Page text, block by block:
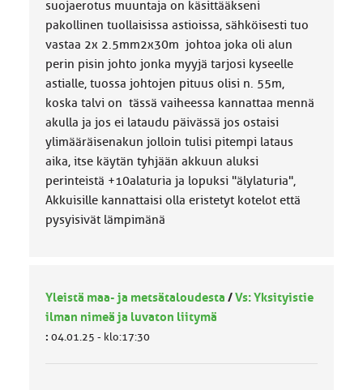
suojaerotus muuntaja on käsittääkseni
pakollinen tuollaisissa astioissa, sähköisesti tuo
vastaa 2x 2.5mm2x30m johtoa joka oli alun
perin pisin johto jonka myyjä tarjosi kyseelle
astialle, tuossa johtojen pituus olisi n. 55m,
koska talvi on tässä vaiheessa kannattaa mennä
akulla ja jos ei lataudu päivässä jos ostaisi
ylimääräisenakun jolloin tulisi pitempi lataus
aika, itse käytän tyhjään akkuun aluksi
perinteistä +10alaturia ja lopuksi "älylaturia",
Akkuisille kannattaisi olla eristetyt kotelot että
pysyisivät lämpimänä
Yleistä maa- ja metsätaloudesta /Vs: Yksityistie
ilman nimeä ja luvaton liitymä
: 04.01.25 - klo:17:30